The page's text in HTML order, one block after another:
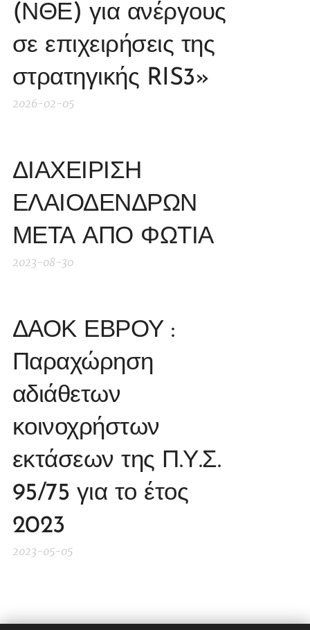
(ΝΘΕ) για ανέργους
σε επιχειρήσεις της
στρατηγικής RIS3»
2026-02-05
ΔΙΑΧΕΙΡΙΣΗ
ΕΛΑΙΟΔΕΝΔΡΩΝ
ΜΕΤΑ ΑΠΟ ΦΩΤΙΑ
2023-08-30
ΔΑΟΚ ΕΒΡΟΥ :
Παραχώρηση
αδιάθετων
κοινοχρήστων
εκτάσεων της Π.Υ.Σ.
95/75 για το έτος
2023
2023-05-05